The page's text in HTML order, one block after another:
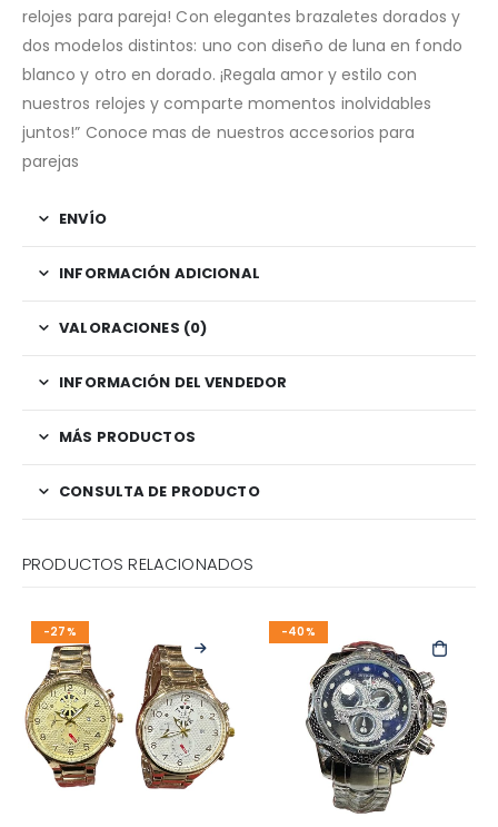
relojes para pareja! Con elegantes brazaletes dorados y
dos modelos distintos: uno con diseño de luna en fondo
blanco y otro en dorado. ¡Regala amor y estilo con
nuestros relojes y comparte momentos inolvidables
juntos!” Conoce mas de nuestros accesorios para
parejas
ENVÍO
INFORMACIÓN ADICIONAL
VALORACIONES (0)
INFORMACIÓN DEL VENDEDOR
MÁS PRODUCTOS
CONSULTA DE PRODUCTO
PRODUCTOS RELACIONADOS
-27% -40%